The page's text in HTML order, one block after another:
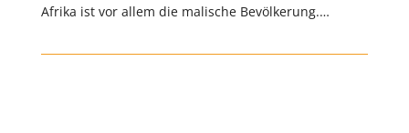
Afrika ist vor allem die malische Bevölkerung.…